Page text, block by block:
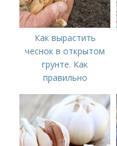
Как вырастить
чеснок в открытом
грунте. Как
правильно
открытом грунте